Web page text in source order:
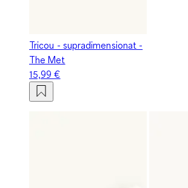
Tricou - supradimensionat -
The Met
15,99 €